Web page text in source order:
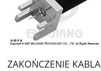
ZAKOŃCZENIE KABLA